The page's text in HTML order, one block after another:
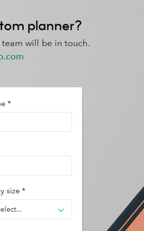
planner?
will be in touch.